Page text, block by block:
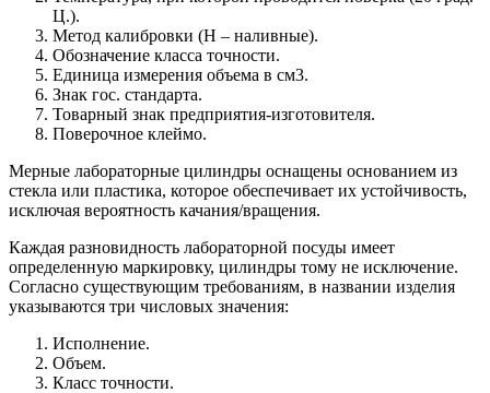
Ц.).
Метод калибровки (Н – наливные).
Обозначение класса точности.
Единица измерения объема в см3.
Знак гос. стандарта.
Товарный знак предприятия-изготовителя.
Поверочное клеймо.
Мерные лабораторные цилиндры оснащены основанием из
стекла или пластика, которое обеспечивает их устойчивость,
исключая вероятность качания/вращения.
Каждая разновидность лабораторной посуды имеет
определенную маркировку, цилиндры тому не исключение.
Согласно существующим требованиям, в названии изделия
указываются три числовых значения:
Исполнение.
Объем.
Класс точности.